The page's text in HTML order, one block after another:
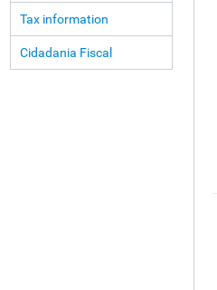
Tax information
Cidadania Fiscal